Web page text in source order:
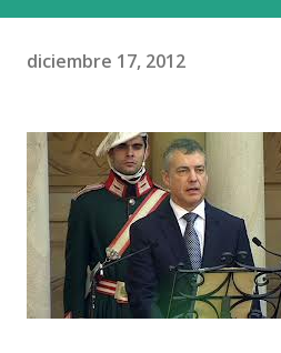
diciembre 17, 2012